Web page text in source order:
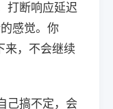
打断响应延迟
感觉。你
来，不会继续
己搞不定，会